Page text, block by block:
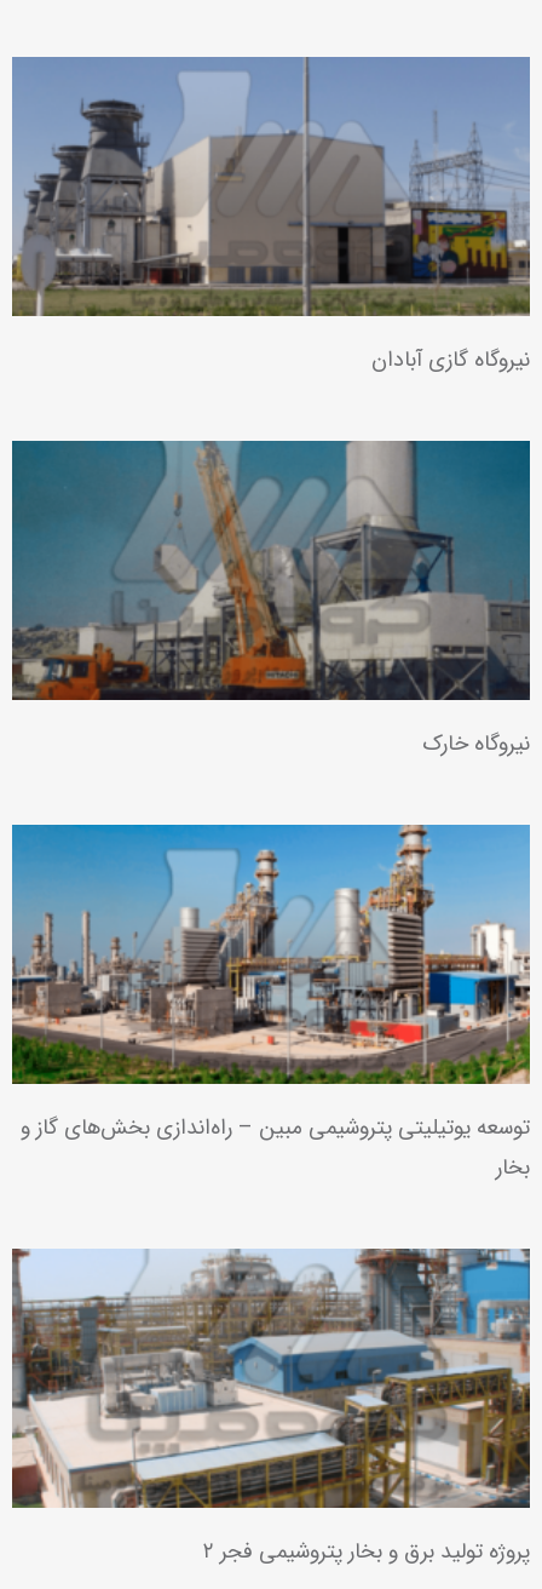
نیروگاه گازی آبادان
نیروگاه خارک
توسعه یوتیلیتی پتروشیمی مبین – راه‌اندازی بخش‌های گاز و
بخار
پروژه تولید برق و بخار پتروشیمی فجر ۲